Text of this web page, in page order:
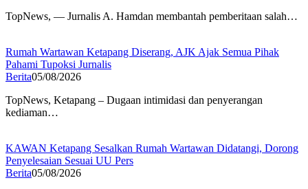
TopNews, — Jurnalis A. Hamdan membantah pemberitaan salah…
Rumah Wartawan Ketapang Diserang, AJK Ajak Semua Pihak
Pahami Tupoksi Jurnalis
Berita05/08/2026
TopNews, Ketapang – Dugaan intimidasi dan penyerangan
kediaman…
KAWAN Ketapang Sesalkan Rumah Wartawan Didatangi, Dorong
Penyelesaian Sesuai UU Pers
Berita05/08/2026